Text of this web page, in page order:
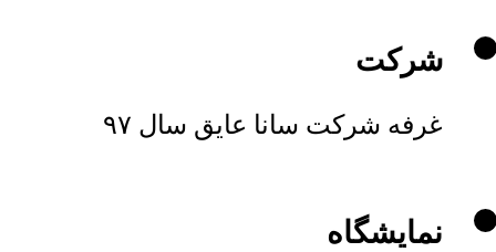
شرکت
غرفه شرکت سانا عایق سال ۹۷
نمایشگاه